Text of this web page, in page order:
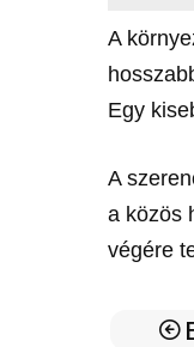
A
Egy
A
a közös
végére